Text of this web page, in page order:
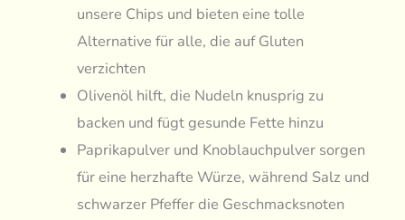
unsere Chips und bieten eine tolle
Alternative für alle, die auf Gluten
verzichten
Olivenöl hilft, die Nudeln knusprig zu
backen und fügt gesunde Fette hinzu
Paprikapulver und Knoblauchpulver sorgen
für eine herzhafte Würze, während Salz und
schwarzer Pfeffer die Geschmacksnoten